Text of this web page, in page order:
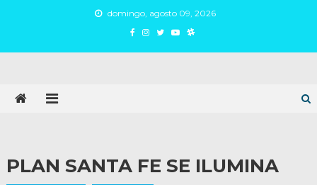
domingo, agosto 09, 2026
PLAN SANTA FE SE ILUMINA